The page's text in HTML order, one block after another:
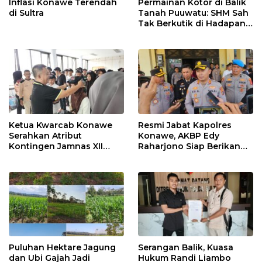
Inflasi Konawe Terendah
di Sultra
Permainan Kotor di Balik
Tanah Puuwatu: SHM Sah
Tak Berkutik di Hadapan
Ketua Kwarcab Konawe
Serahkan Atribut
Kontingen Jamnas XII
Resmi Jabat Kapolres
Konawe, AKBP Edy
Raharjono Siap Berikan
Puluhan Hektare Jagung
dan Ubi Gajah Jadi
Serangan Balik, Kuasa
Hukum Randi Liambo